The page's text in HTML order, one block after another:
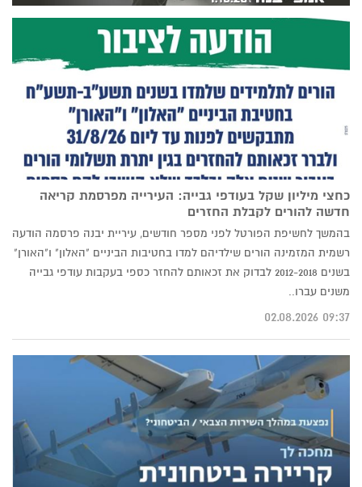
כחצי מיליון שקל בעודפי גבייה: העירייה מפרסמת קריאה
חדשה להורים לקבלת החזרים
בהמשך לחשיפת הפורטל לפני מספר חודשים, עיריית יבנה פרסמה הודעה
רשמית המזמינה הורים שילדיהם למדו בחטיבות הביניים "האלון" ו"האורן"
בשנים 2012-2018 לבדוק את זכאותם להחזר כספי בעקבות עודפי גבייה
משנים עברו..
09:37 02.08.2026